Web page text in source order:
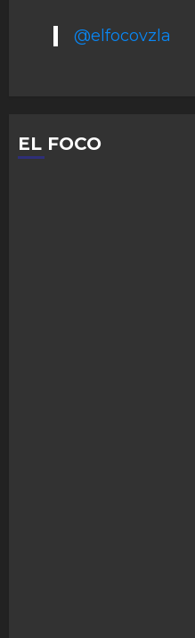
@elfocovzla
EL FOCO